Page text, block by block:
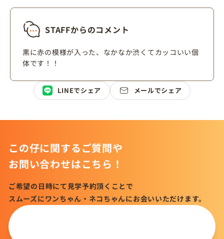
STAFFからのコメント
黒に赤の模様が入った、なかなか渋くてカッコいい個
体です！！
LINEでシェア メールでシェア
この仔に関するご質問や
お問い合わせはこちら！
ご希望の日時にて見学予約頂くことで
スムーズにワンちゃん・ネコちゃんにお会いいただけます。